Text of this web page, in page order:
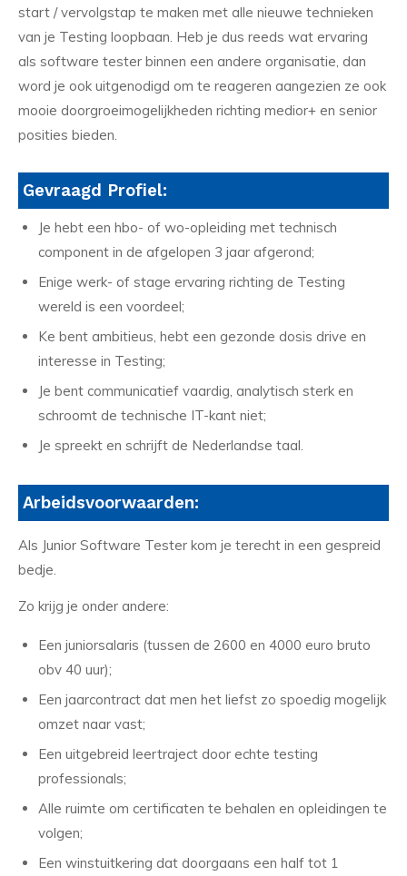
start / vervolgstap te maken met alle nieuwe technieken
van je Testing loopbaan. Heb je dus reeds wat ervaring
als software tester binnen een andere organisatie, dan
word je ook uitgenodigd om te reageren aangezien ze ook
mooie doorgroeimogelijkheden richting medior+ en senior
posities bieden.
Gevraagd Profiel:
Je hebt een hbo- of wo-opleiding met technisch
component in de afgelopen 3 jaar afgerond;
Enige werk- of stage ervaring richting de Testing
wereld is een voordeel;
Ke bent ambitieus, hebt een gezonde dosis drive en
interesse in Testing;
Je bent communicatief vaardig, analytisch sterk en
schroomt de technische IT-kant niet;
Je spreekt en schrijft de Nederlandse taal.
Arbeidsvoorwaarden:
Als Junior Software Tester kom je terecht in een gespreid
bedje.
Zo krijg je onder andere:
Een juniorsalaris (tussen de 2600 en 4000 euro bruto
obv 40 uur);
Een jaarcontract dat men het liefst zo spoedig mogelijk
omzet naar vast;
Een uitgebreid leertraject door echte testing
professionals;
Alle ruimte om certificaten te behalen en opleidingen te
volgen;
Een winstuitkering dat doorgaans een half tot 1